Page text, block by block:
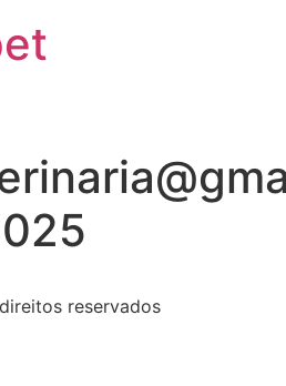
reservados